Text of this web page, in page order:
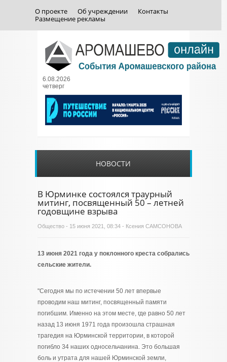
О проекте Об учреждении
Контакты
Размещение рекламы
6.08.2026
четверг
НОВОСТИ
В Юрминке состоялся траурный
митинг, посвященный 50 – летней
годовщине взрыва
Общество - 15 июня 2021, 08:34 - Ксения САМСОНОВА
13 июня 2021 года у поклонного креста собрались
сельские жители.
"Сегодня мы по истечении 50 лет впервые
проводим наш митинг, посвященный памяти
погибшим. Именно на этом месте, где равно 50 лет
назад 13 июня 1971 года произошла страшная
трагедия на Юрминской территории, в которой
погибло 34 наших односельчанина. Это большая
боль и утрата для нашей Юрминской земли,